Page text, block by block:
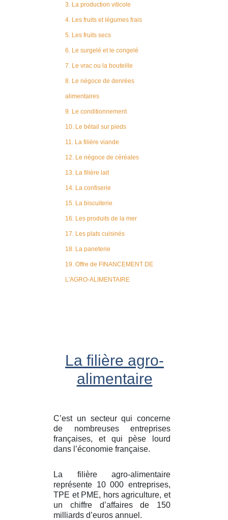
3. La production viticole
4. Les fruits et légumes frais
5. Les fruits secs
6. Le surgelé et le congelé
7. Le vrac ou la bouteille
8. Le négoce de denrées
alimentaires
9. Le conditionnement
10. Le bétail sur pieds
11. La filière viande
12. Le négoce de céréales
13. La filière lait
14. La confiserie
15. La biscuiterie
16. Les produits de la mer
17. Les plats cuisinés
18. La paneterie
19. Offre de FINANCEMENT DE
L'AGRO-ALIMENTAIRE
La filière agro-
alimentaire
C’est un secteur qui concerne
de nombreuses entreprises
françaises, et qui pèse lourd
dans l’économie française.
La filière agro-alimentaire
représente 10 000 entreprises,
TPE et PME, hors agriculture, et
un chiffre d’affaires de 150
milliards d’euros annuel.